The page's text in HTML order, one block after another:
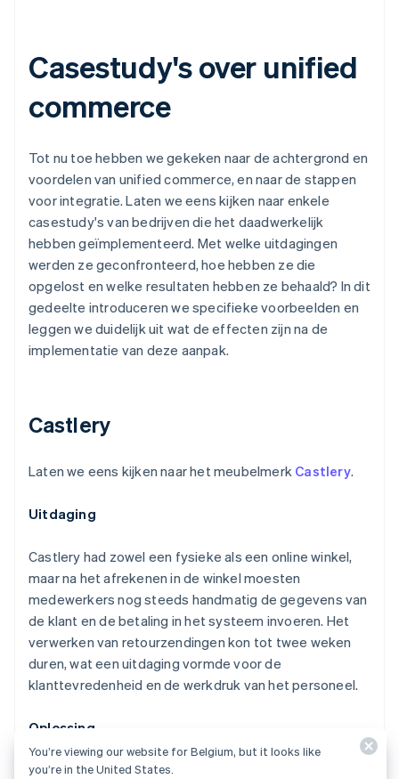
Casestudy's over unified
commerce
Tot nu toe hebben we gekeken naar de achtergrond en
voordelen van unified commerce, en naar de stappen
voor integratie. Laten we eens kijken naar enkele
casestudy's van bedrijven die het daadwerkelijk
hebben geïmplementeerd. Met welke uitdagingen
werden ze geconfronteerd, hoe hebben ze die
opgelost en welke resultaten hebben ze behaald? In dit
gedeelte introduceren we specifieke voorbeelden en
leggen we duidelijk uit wat de effecten zijn na de
implementatie van deze aanpak.
Castlery
Laten we eens kijken naar het meubelmerk Castlery.
Uitdaging
Castlery had zowel een fysieke als een online winkel,
maar na het afrekenen in de winkel moesten
medewerkers nog steeds handmatig de gegevens van
de klant en de betaling in het systeem invoeren. Het
verwerken van retourzendingen kon tot twee weken
duren, wat een uitdaging vormde voor de
klanttevredenheid en de werkdruk van het personeel.
Oplossing
Het bedrijf introduceerde een proces dat live-
You’re viewing our website for Belgium, but it looks like
you’re in the United States.